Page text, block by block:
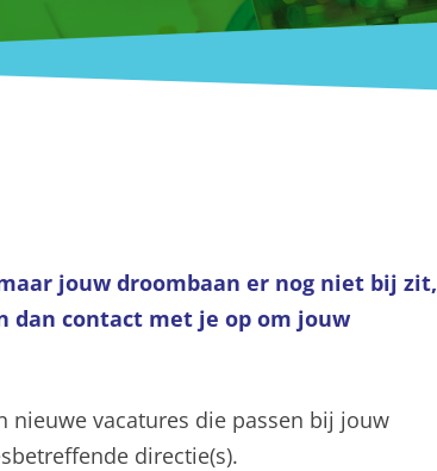
jouw droombaan er nog niet bij zit,
dan contact met je op om jouw
nieuwe vacatures die passen bij jouw
directie(s).